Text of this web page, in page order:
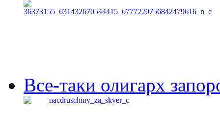
Все-таки олигарх